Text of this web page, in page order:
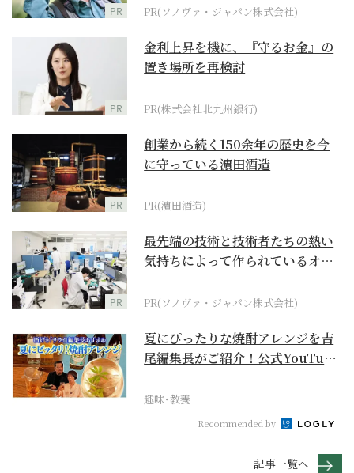
PR PR(ソノヴァ・ジャパン株式会社)
PR
金利上昇を機に、『守るお金』の
置き場所を再検討
PR(株式会社北九州銀行)
PR
創業から続く150余年の歴史を今
に守っている濵田酒造
PR(濵田酒造)
PR
最先端の技術と技術者たちの熱い
気持ちによって作られているオー
PR(ソノヴァ・ジャパン株式会社)
夏にぴったりな焼酎アレンジを吉
尾編集長がご紹介！公式YouTube
趣味･教養
Recommended by
記事一覧へ